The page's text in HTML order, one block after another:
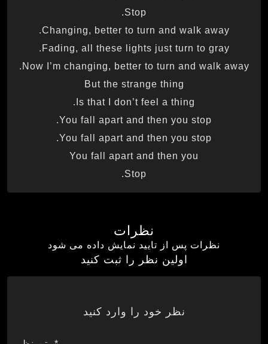
Stop.
Changing, better to turn and walk away.
Fading, all these lights just turn to gray.
Now I’m changing, better to turn and walk away.
But the strange thing
Is that I don’t feel a thing.
You fall apart and then you stop.
You fall apart and then you stop.
You fall apart and then you
Stop.
نظرات
نظرات پس از تایید نمایش داده می شود
اولین نظر را ثبت کنید
نظر خود را وارد کنید